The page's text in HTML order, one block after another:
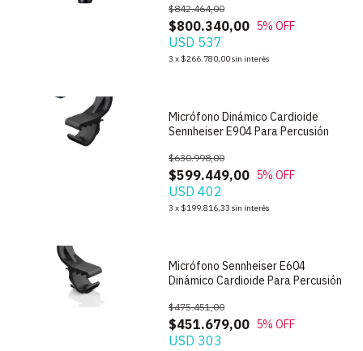
$800.340,00
$842.464,00
5% OFF
USD 537
3 x $266.780,00sin interés
Micrófono Dinámico Cardioide
Sennheiser E904 Para Percusión
$599.449,00
$630.998,00
5% OFF
USD 402
3 x $199.816,33 sin interés
Micrófono Sennheiser E604
Dinámico Cardioide Para Percusión
$451.679,00
$475.451,00
5% OFF
USD 303